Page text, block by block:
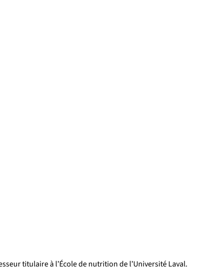
titulaire à l’École de nutrition de l’Université Laval.